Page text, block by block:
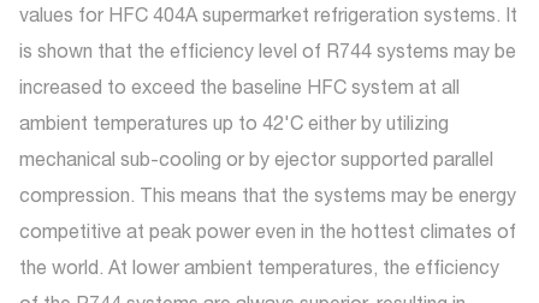
values for HFC 404A supermarket refrigeration systems. It
is shown that the efficiency level of R744 systems may be
increased to exceed the baseline HFC system at all
ambient temperatures up to 42'C either by utilizing
mechanical sub-cooling or by ejector supported parallel
compression. This means that the systems may be energy
competitive at peak power even in the hottest climates of
the world. At lower ambient temperatures, the efficiency